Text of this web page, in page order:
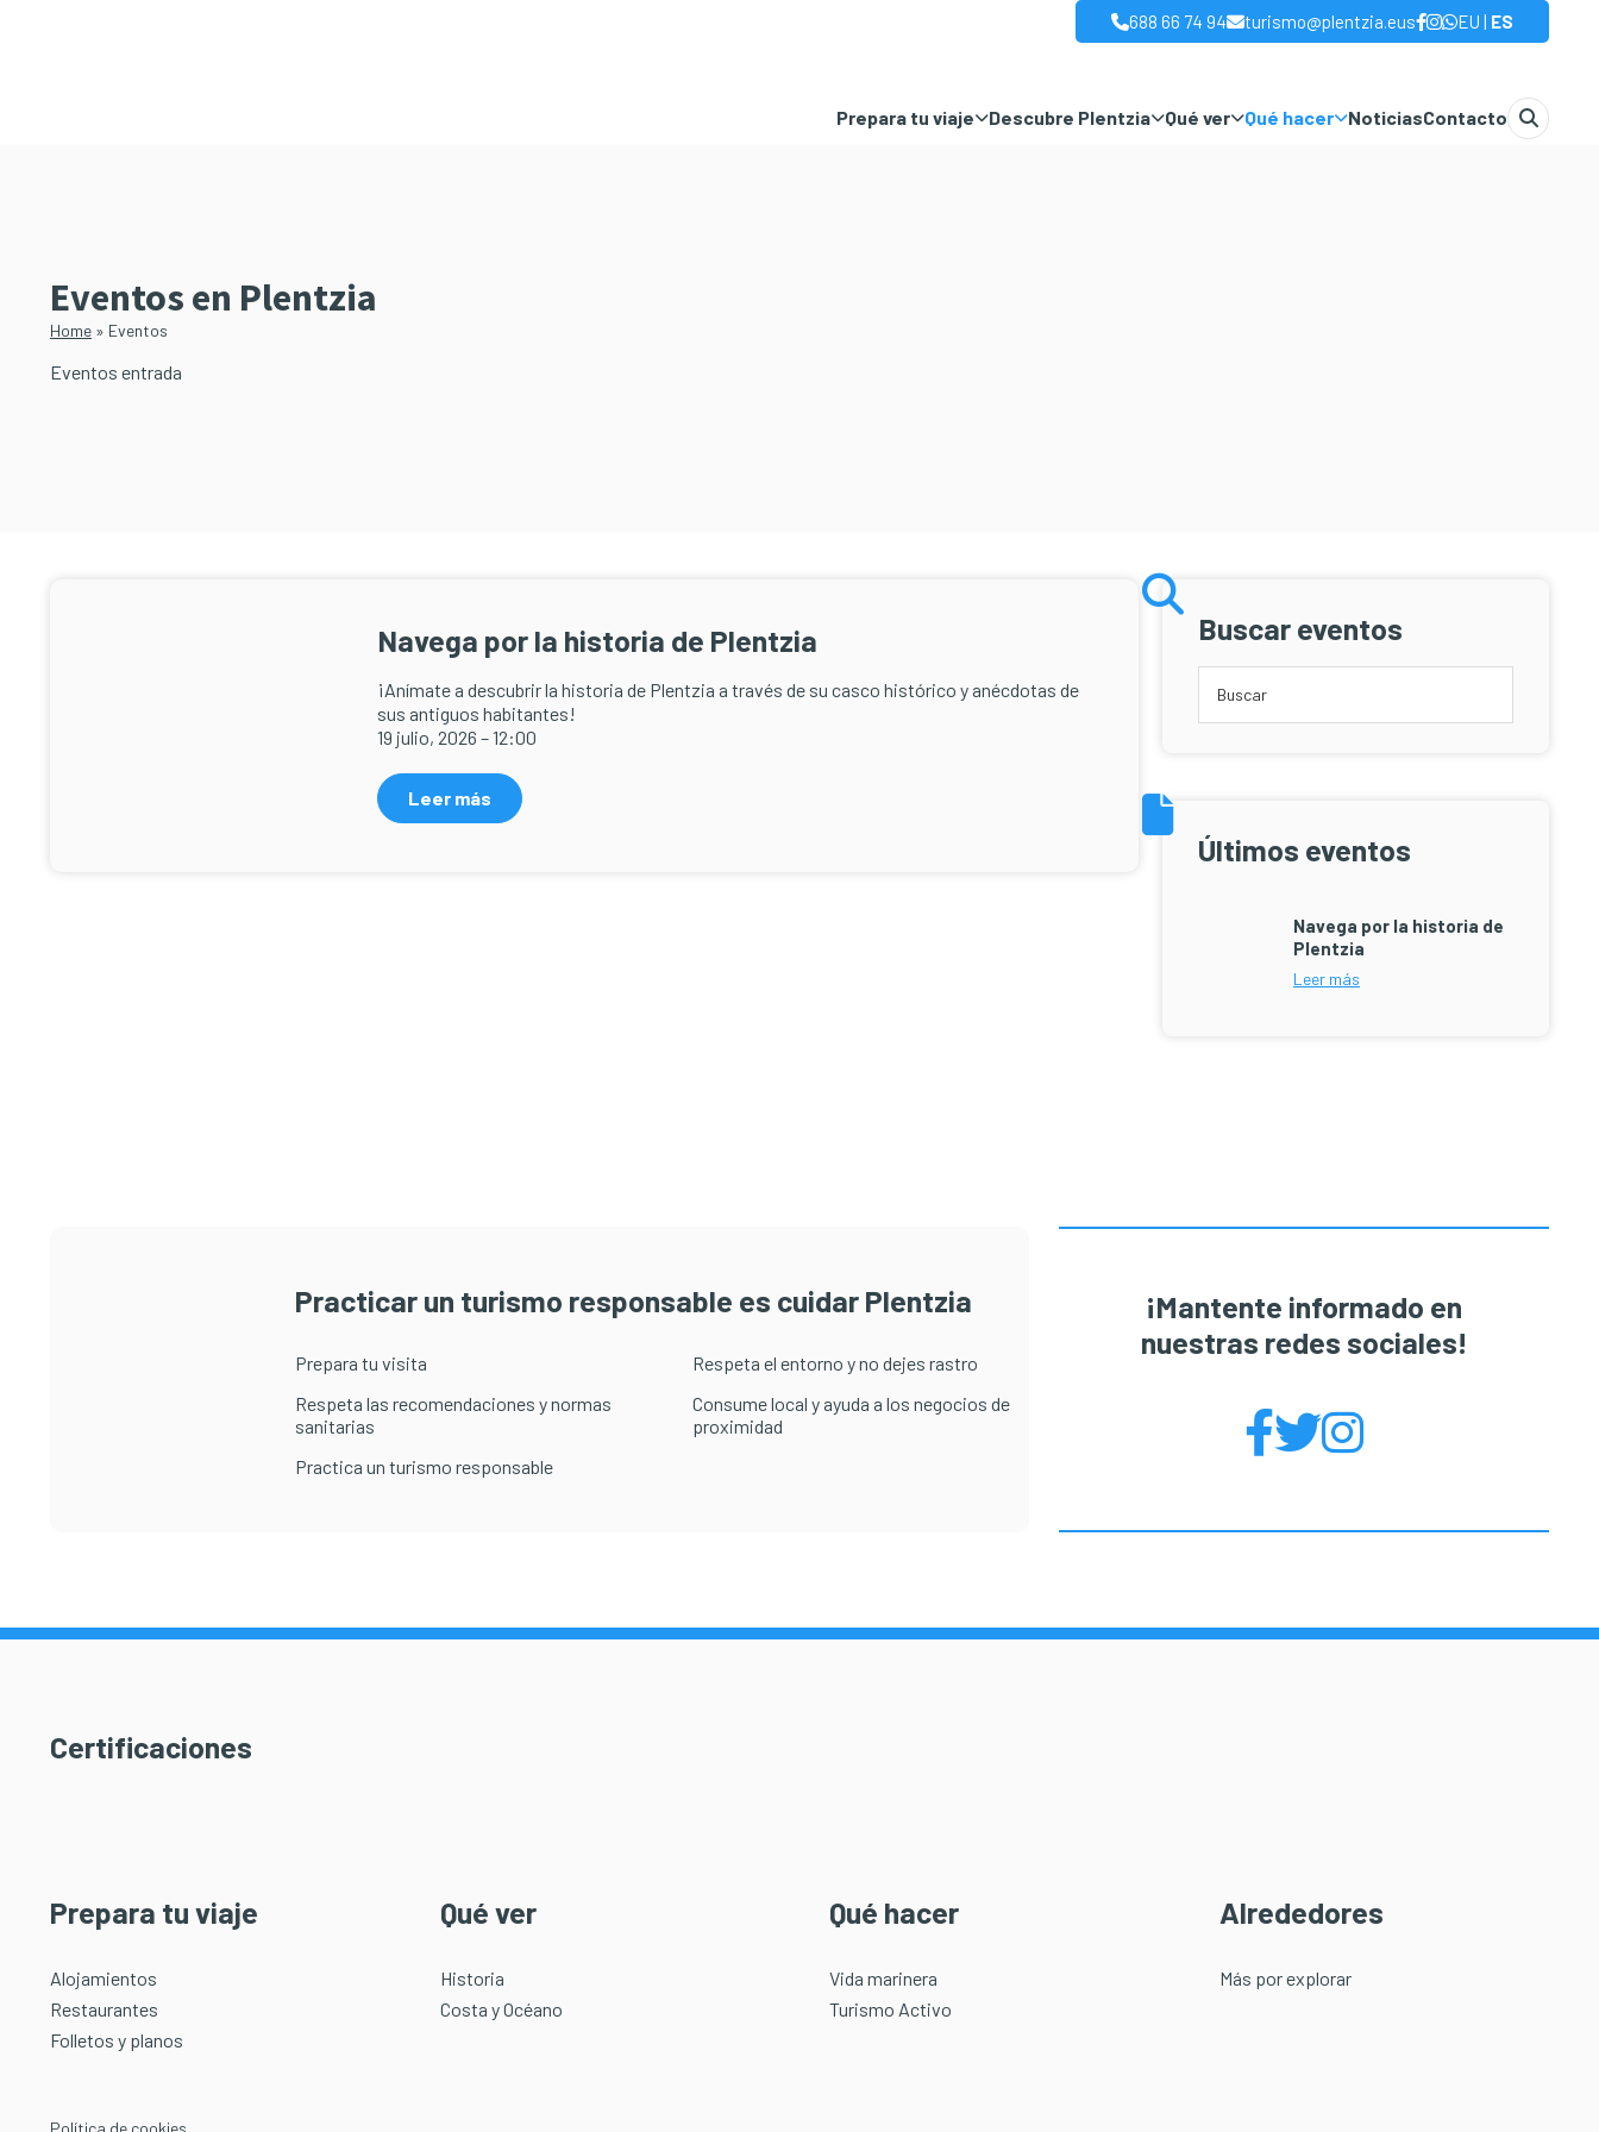
688 66 74 94 turismo@plentzia.eus EU | ES
Prepara tu viaje Descubre Plentzia Qué ver Qué hacer NoticiasContacto
Eventos en Plentzia
Home » Eventos
Eventos entrada
Navega por la historia de Plentzia
¡Anímate a descubrir la historia de Plentzia a través de su casco histórico y anécdotas de
sus antiguos habitantes!
19 julio, 2026 – 12:00
Leer más
Buscar eventos
Últimos eventos
Navega por la historia de
Plentzia
Leer más
Practicar un turismo responsable es cuidar Plentzia
Prepara tu visita
Respeta el entorno y no dejes rastro
Respeta las recomendaciones y normas
sanitarias
Consume local y ayuda a los negocios de
proximidad
Practica un turismo responsable
¡Mantente informado en
nuestras redes sociales!
Certificaciones
Prepara tu viaje
Alojamientos
Restaurantes
Folletos y planos
Qué ver
Historia
Costa y Océano
Qué hacer
Vida marinera
Turismo Activo
Alrededores
Más por explorar
Política de cookies